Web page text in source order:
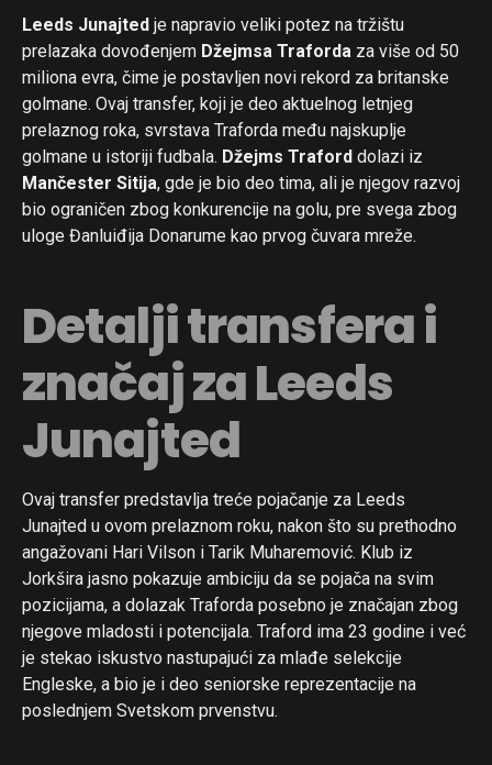
Leeds Junajted je napravio veliki potez na tržištu
prelazaka dovođenjem Džejmsa Traforda za više od 50
miliona evra, čime je postavljen novi rekord za britanske
golmane. Ovaj transfer, koji je deo aktuelnog letnjeg
prelaznog roka, svrstava Traforda među najskuplje
golmane u istoriji fudbala. Džejms Traford dolazi iz
Mančester Sitija, gde je bio deo tima, ali je njegov razvoj
bio ograničen zbog konkurencije na golu, pre svega zbog
uloge Đanluiđija Donarume kao prvog čuvara mreže.
Detalji transfera i
značaj za Leeds
Junajted
Ovaj transfer predstavlja treće pojačanje za Leeds
Junajted u ovom prelaznom roku, nakon što su prethodno
angažovani Hari Vilson i Tarik Muharemović. Klub iz
Jorkšira jasno pokazuje ambiciju da se pojača na svim
pozicijama, a dolazak Traforda posebno je značajan zbog
njegove mladosti i potencijala. Traford ima 23 godine i već
je stekao iskustvo nastupajući za mlađe selekcije
Engleske, a bio je i deo seniorske reprezentacije na
poslednjem Svetskom prvenstvu.